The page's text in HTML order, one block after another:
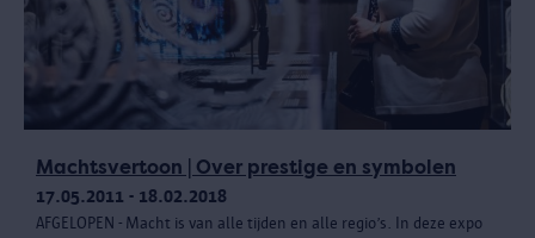
Machtsvertoon | Over prestige en symbolen
17.05.2011 - 18.02.2018
AFGELOPEN - Macht is van alle tijden en alle regio’s. In deze expo